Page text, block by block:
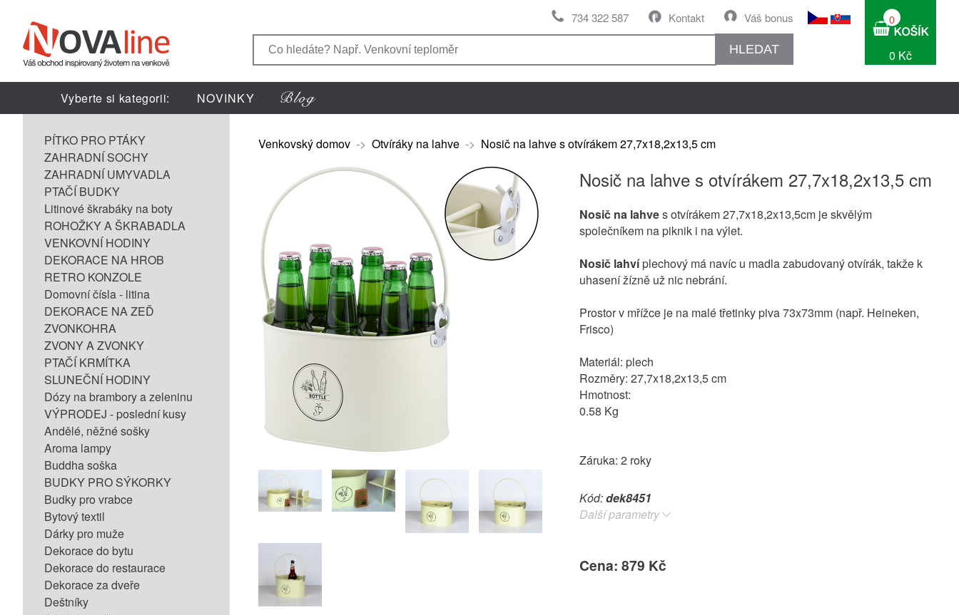
Váš bonus
Kontakt
734 322 587
HLEDAT
0
0 Kč
Vyberte si kategorii: NOVINKY
PÍTKO PRO PTÁKY
ZAHRADNÍ SOCHY
ZAHRADNÍ UMYVADLA
PTAČÍ BUDKY
Litinové škrabáky na boty
ROHOŽKY A ŠKRABADLA
VENKOVNÍ HODINY
DEKORACE NA HROB
RETRO KONZOLE
Domovní čísla - litina
DEKORACE NA ZEĎ
ZVONKOHRA
ZVONY A ZVONKY
PTAČÍ KRMÍTKA
SLUNEČNÍ HODINY
Dózy na brambory a zeleninu
VÝPRODEJ - poslední kusy
Andělé, něžné sošky
Aroma lampy
Buddha soška
BUDKY PRO SÝKORKY
Budky pro vrabce
Bytový textil
Dárky pro muže
Dekorace do bytu
Dekorace do restaurace
Dekorace za dveře
Deštníky
Venkovský domov -> Otvíráky na lahve -> Nosič na lahve s otvírákem 27,7x18,2x13,5 cm
Nosič na lahve s otvírákem 27,7x18,2x13,5 cm
Nosič na lahves otvírákem 27,7x18,2x13,5cm je skvělým
společníkem na piknik i na výlet.
Nosič lahvíplechový má navíc u madla zabudovaný otvírák, takže k
uhasení žízně už nic nebrání.
Prostor v mřížce je na malé třetinky piva 73x73mm (např. Heineken,
Frisco)
Materiál: plech
Rozměry: 27,7x18,2x13,5 cm
Hmotnost:
0.58 Kg
Záruka: 2 roky
Kód:dek8451
Další parametry
Cena: 879 Kč